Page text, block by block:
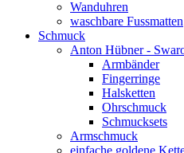
Wanduhren
waschbare Fussmatten
Schmuck
Anton Hübner -
Armbänder
Fingerringe
Halsketten
Ohrschmuck
Schmucksets
Armschmuck